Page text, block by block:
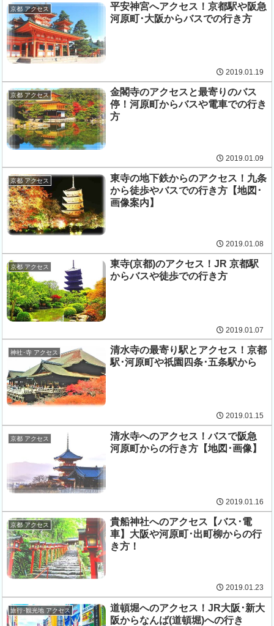
京都 アクセス
平安神宮へアクセス！京都駅や阪急
河原町･大阪からバスでの行き方
2019.01.19
京都 アクセス
金閣寺のアクセスと最寄りのバス
停！河原町からバスや電車での行き
方
2019.01.09
京都 アクセス
東寺の地下鉄からのアクセス！九条
から徒歩やバスでの行き方【地図･
画像案内】
2019.01.08
京都 アクセス
東寺(京都)のアクセス！JR 京都駅
からバスや徒歩での行き方
2019.01.07
神社･寺 アクセス
清水寺の最寄り駅とアクセス！京都
駅･河原町や祇園四条･五条駅から
2019.01.15
京都 アクセス
清水寺へのアクセス！バスで阪急
河原町からの行き方【地図･画像】
2019.01.16
京都 アクセス
貴船神社へのアクセス【バス･電
車】大阪や河原町･出町柳からの行
き方！
2019.01.23
旅行･観光地 アクセス
道頓堀へのアクセス！JR大阪･新大
阪からなんば(道頓堀)への行き